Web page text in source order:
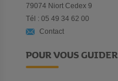
79074 Niort Cedex 9
Tél : 05 49 34 62 00
Contact
POUR VOUS GUIDER